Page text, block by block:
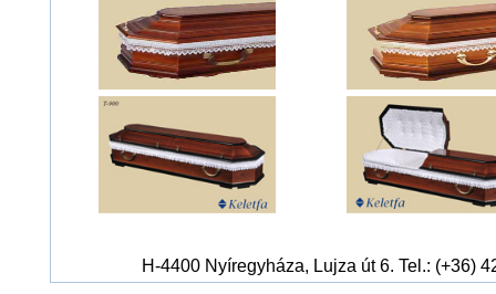
H-4400 Nyíregyháza, Lujza út 6. Tel.: (+36)